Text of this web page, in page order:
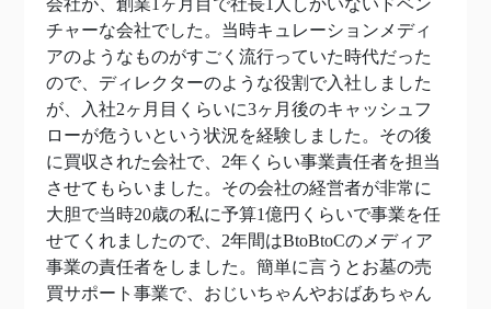
会社が、創業1ヶ月目で社長1人しかいないドベン
チャーな会社でした。当時キュレーションメディ
アのようなものがすごく流行っていた時代だった
ので、ディレクターのような役割で入社しました
が、入社2ヶ月目くらいに3ヶ月後のキャッシュフ
ローが危ういという状況を経験しました。その後
に買収された会社で、2年くらい事業責任者を担当
させてもらいました。その会社の経営者が非常に
大胆で当時20歳の私に予算1億円くらいで事業を任
せてくれましたので、2年間はBtoBtoCのメディア
事業の責任者をしました。簡単に言うとお墓の売
買サポート事業で、おじいちゃんやおばあちゃん